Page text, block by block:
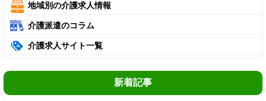
地域別の介護求人情報
介護派遣のコラム
介護求人サイト一覧
新着記事